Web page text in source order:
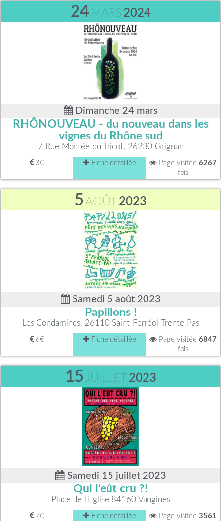
24 MARS 2024
Dimanche 24 mars
RHÔNOUVEAU - du nouveau dans les
vignes du Rhône sud
7 Rue Montée du Tricot, 26230 Grignan
3€ Fiche détaillée Page visitée 6267
fois
5 AOÛT 2023
Samedi 5 août 2023
Papillons !
Les Condamines, 26110 Saint-Ferréol-Trente-Pas
6€ Fiche détaillée Page visitée 6847
fois
15 JUILLET 2023
Samedi 15 juillet 2023
Qui l'eût cru ?!
Place de l'Eglise 84160 Vaugines
7€ Fiche détaillée Page visitée 3561